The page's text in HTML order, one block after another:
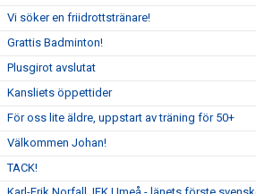
Vi söker en friidrottstränare!
Grattis Badminton!
Plusgirot avslutat
Kansliets öppettider
För oss lite äldre, uppstart av träning för 50+
Välkommen Johan!
TACK!